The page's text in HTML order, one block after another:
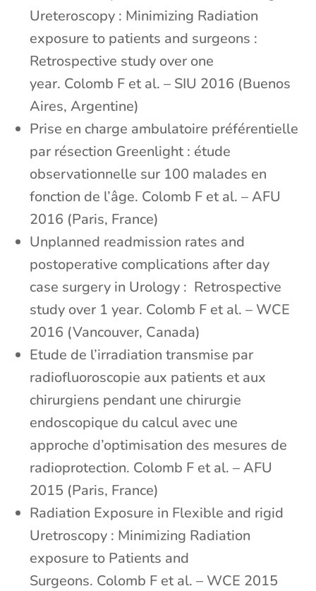
Ureteroscopy : Minimizing Radiation
exposure to patients and surgeons :
Retrospective study over one
year. Colomb F et al. – SIU 2016 (Buenos
Aires, Argentine)
Prise en charge ambulatoire préférentielle
par résection Greenlight : étude
observationnelle sur 100 malades en
fonction de l’âge. Colomb F et al. – AFU
2016 (Paris, France)
Unplanned readmission rates and
postoperative complications after day
case surgery in Urology : Retrospective
study over 1 year. Colomb F et al. – WCE
2016 (Vancouver, Canada)
Etude de l’irradiation transmise par
radiofluoroscopie aux patients et aux
chirurgiens pendant une chirurgie
endoscopique du calcul avec une
approche d’optimisation des mesures de
radioprotection. Colomb F et al. – AFU
2015 (Paris, France)
Radiation Exposure in Flexible and rigid
Uretroscopy : Minimizing Radiation
exposure to Patients and
Surgeons. Colomb F et al. – WCE 2015